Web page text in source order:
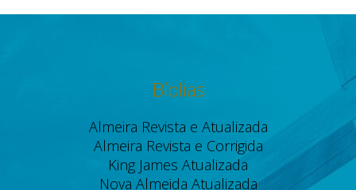
Bíblias
Almeira Revista e Atualizada
Almeira Revista e Corrigida
King James Atualizada
Nova Almeida Atualizada